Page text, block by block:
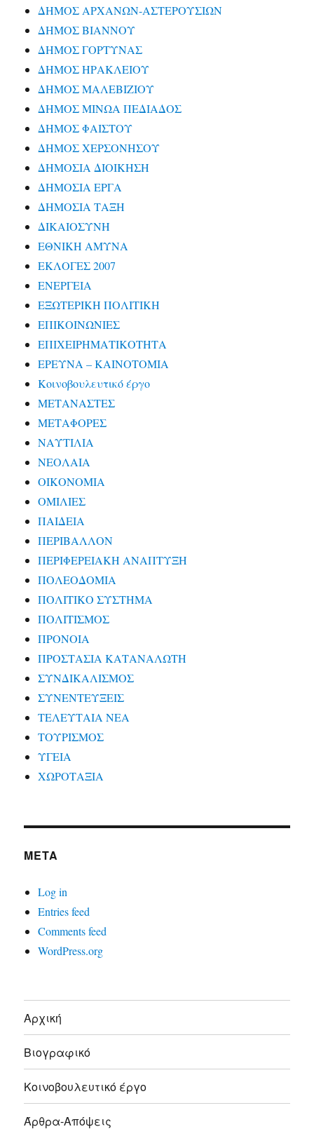
ΔΗΜΟΣ ΑΡΧΑΝΩΝ-ΑΣΤΕΡΟΥΣΙΩΝ
ΔΗΜΟΣ ΒΙΑΝΝΟΥ
ΔΗΜΟΣ ΓΟΡΤΥΝΑΣ
ΔΗΜΟΣ ΗΡΑΚΛΕΙΟΥ
ΔΗΜΟΣ ΜΑΛΕΒΙΖΙΟΥ
ΔΗΜΟΣ ΜΙΝΩΑ ΠΕΔΙΑΔΟΣ
ΔΗΜΟΣ ΦΑΙΣΤΟΥ
ΔΗΜΟΣ ΧΕΡΣΟΝΗΣΟΥ
ΔΗΜΟΣΙΑ ΔΙΟΙΚΗΣΗ
ΔΗΜΟΣΙΑ ΕΡΓΑ
ΔΗΜΟΣΙΑ ΤΑΞΗ
ΔΙΚΑΙΟΣΥΝΗ
ΕΘΝΙΚΗ ΑΜΥΝΑ
ΕΚΛΟΓΕΣ 2007
ΕΝΕΡΓΕΙΑ
ΕΞΩΤΕΡΙΚΗ ΠΟΛΙΤΙΚΗ
ΕΠΙΚΟΙΝΩΝΙΕΣ
ΕΠΙΧΕΙΡΗΜΑΤΙΚΟΤΗΤΑ
ΕΡΕΥΝΑ – ΚΑΙΝΟΤΟΜΙΑ
Κοινοβουλευτικό έργο
ΜΕΤΑΝΑΣΤΕΣ
ΜΕΤΑΦΟΡΕΣ
ΝΑΥΤΙΛΙΑ
ΝΕΟΛΑΙΑ
ΟΙΚΟΝΟΜΙΑ
ΟΜΙΛΙΕΣ
ΠΑΙΔΕΙΑ
ΠΕΡΙΒΑΛΛΟΝ
ΠΕΡΙΦΕΡΕΙΑΚΗ ΑΝΑΠΤΥΞΗ
ΠΟΛΕΟΔΟΜΙΑ
ΠΟΛΙΤΙΚΟ ΣΥΣΤΗΜΑ
ΠΟΛΙΤΙΣΜΟΣ
ΠΡΟΝΟΙΑ
ΠΡΟΣΤΑΣΙΑ ΚΑΤΑΝΑΛΩΤΗ
ΣΥΝΔΙΚΑΛΙΣΜΟΣ
ΣΥΝΕΝΤΕΥΞΕΙΣ
ΤΕΛΕΥΤΑΙΑ ΝΕΑ
ΤΟΥΡΙΣΜΟΣ
ΥΓΕΙΑ
ΧΩΡΟΤΑΞΙΑ
META
Log in
Entries feed
Comments feed
WordPress.org
Αρχική
Βιογραφικό
Κοινοβουλευτικό έργο
Άρθρα-Απόψεις